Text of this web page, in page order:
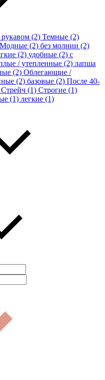
(2) Темные (2)
Модные (2) без молнии (2)
(2) удобные (2) с
/ утепленные (2) лапша
(2) Облегающие /
(2) базовые (2) После 40-
Стрейч (1) Строгие (1)
(1) легкие (1)